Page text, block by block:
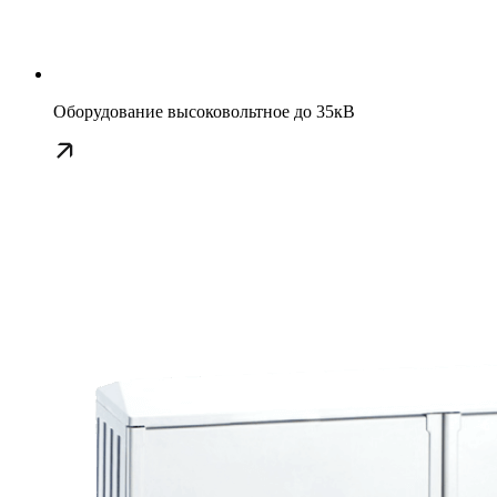
Оборудование высоковольтное до 35кВ